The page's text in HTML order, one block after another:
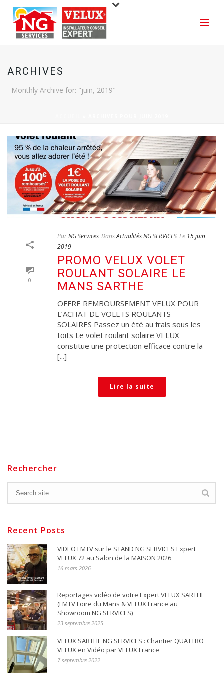
ARCHIVES
Monthly Archive for: "juin, 2019"
0
ParNG Services DansActualités NG SERVICES Le 15 juin
2019
PROMO VELUX VOLET
ROULANT SOLAIRE LE
MANS SARTHE
OFFRE REMBOURSEMENT VELUX POUR
L’ACHAT DE VOLETS ROULANTS
SOLAIRES Passez un été au frais sous les
toits Le volet roulant solaire VELUX
constitue une protection efficace contre la
[...]
Lire la suite
Rechercher
Recent Posts
VIDEO LMTV sur le STAND NG SERVICES Expert
VELUX 72 au Salon de la MAISON 2026
16 mars 2026
Reportages vidéo de votre Expert VELUX SARTHE
(LMTV Foire du Mans & VELUX France au
Showroom NG SERVICES)
23 septembre 2025
VELUX SARTHE NG SERVICES : Chantier QUATTRO
VELUX en Vidéo par VELUX France
7 septembre 2022